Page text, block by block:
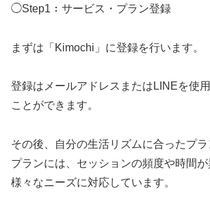
◯Step1：サービス・プラン登録
まずは「Kimochi」に登録を行います。
登録はメールアドレスまたはLINEを使
ことができます。
その後、自分の生活リズムに合ったプ
プランには、セッションの頻度や時間が
様々なニーズに対応しています。